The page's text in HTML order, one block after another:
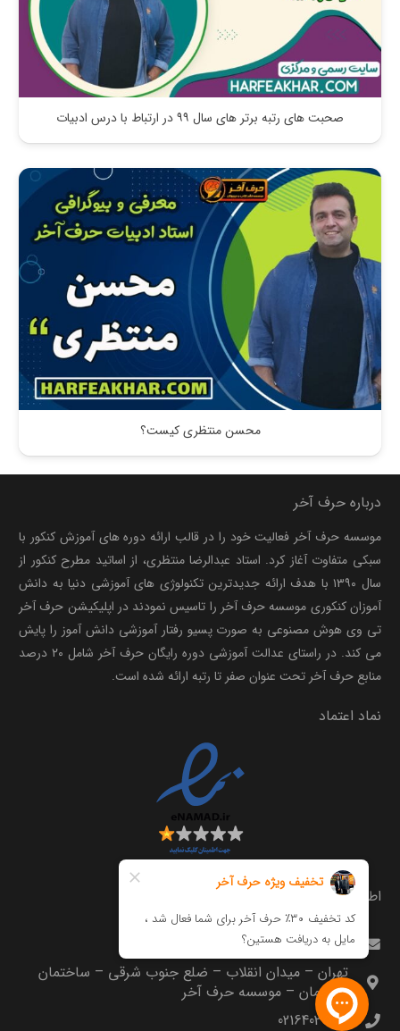
صحبت ‌های رتبه برتر های سال ۹۹ در ارتباط با درس ادبیات
محسن منتظری کیست؟
درباره حرف آخر
موسسه حرف آخر فعالیت خود را در قالب ارائه دوره های آموزش کنکور با
سبکی متفاوت آغاز کرد. استاد عبدالرضا منتظری، از اساتید مطرح کنکور از
سال ۱۳۹۰ با هدف ارائه جدیدترین تکنولوژی های آموزشی دنیا به دانش
آموزان کنکوری موسسه حرف آخر را تاسیس نمودند در اپلیکیشن حرف آخر
تی وی هوش مصنوعی به صورت پسیو رفتار آموزشی دانش آموز را پایش
می کند. در راستای عدالت آموزشی دوره رایگان حرف آخر شامل ۲۰ درصد
منابع حرف آخر تحت عنوان صفر تا رتبه ارائه شده است.
نماد اعتماد
اطلاعات تماس
info@harfeakhar.com
تهران – میدان انقلاب – ضلع جنوب شرقی – ساختمان
مترجمان – موسسه حرف آخر
02164035000